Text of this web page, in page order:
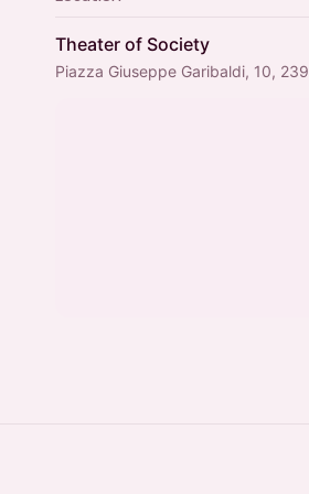
Theater of Society
Piazza Giuseppe Garibaldi, 10,